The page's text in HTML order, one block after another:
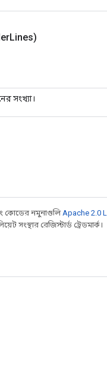
Lines)
সংখ্যা।
কোডের নমুনাগুলি Apache 2.0
সংস্থার রেজিস্টার্ড ট্রেডমার্ক।